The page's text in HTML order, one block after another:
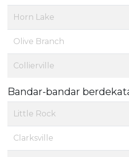
Horn Lake
Olive Branch
Collierville
Bandar-bandar
Little Rock
Clarksville